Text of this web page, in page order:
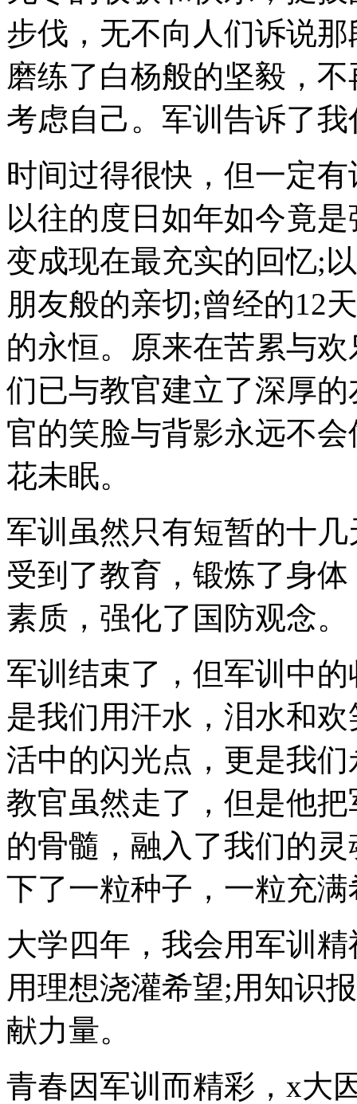
步伐，无不向人们诉说
磨练了白杨般的坚毅，
考虑自己。军训告诉了
时间过得很快，但一定
以往的度日如年如今竟
变成现在最充实的回忆;
朋友般的亲切;曾经的12
的永恒。原来在苦累与
们已与教官建立了深厚
官的笑脸与背影永远不
花未眠。
军训虽然只有短暂的十
受到了教育，锻炼了身
素质，强化了国防观念。
军训结束了，但军训中
是我们用汗水，泪水和
活中的闪光点，更是我
教官虽然走了，但是他
的骨髓，融入了我们的
下了一粒种子，一粒充
大学四年，我会用军训
用理想浇灌希望;用知识
献力量。
青春因军训而精彩，x大